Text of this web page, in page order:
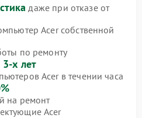
даже при отказе от
Acer собственной
по ремонту
х лет
Acer в течении часа
на ремонт
Acer